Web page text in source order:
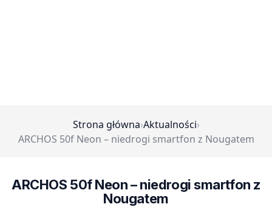
Strona główna›Aktualności›
ARCHOS 50f Neon – niedrogi smartfon z Nougatem
ARCHOS 50f Neon – niedrogi smartfon z
Nougatem